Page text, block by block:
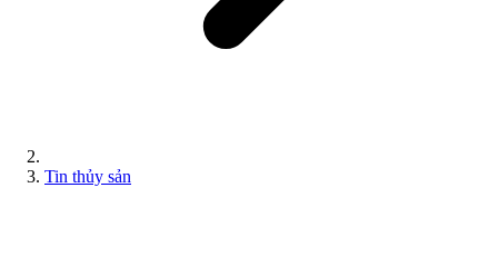
Tin thủy sản